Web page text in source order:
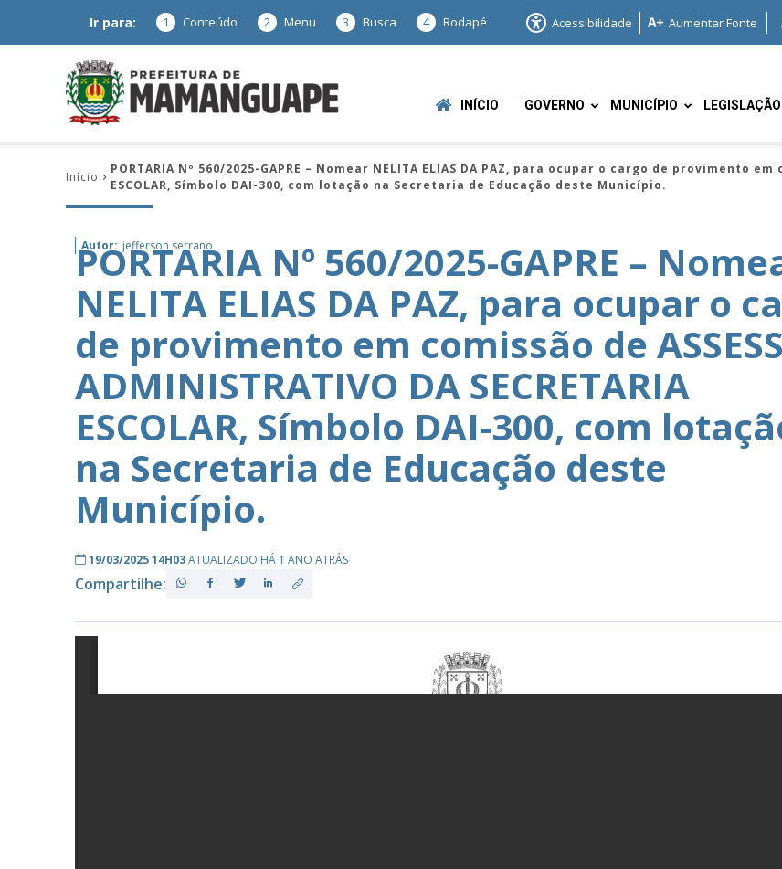
Ir para: 1 Conteúdo 2 Menu 3 Busca 4 Rodapé Acessibilidade Aumentar Fonte
de
PB
INÍCIO GOVERNO MUNICÍPIO LEGISLAÇÃO
Início
PORTARIA Nº 560/2025-GAPRE – Nomear NELITA ELIAS DA PAZ, para ocupar o cargo de provimento em
ESCOLAR, Símbolo DAI-300, com lotação na Secretaria de Educação deste Município.
Autor: jefferson serrano
PORTARIA Nº 560/2025-GAPRE –
NELITA ELIAS DA PAZ, para ocupar o
de provimento em comissão de
ADMINISTRATIVO DA SECRETARIA
ESCOLAR, Símbolo DAI-300, com
na Secretaria de Educação deste
Município.
19/03/2025 14H03ATUALIZADO HÁ 1 ANO ATRÁS
Compartilhe: